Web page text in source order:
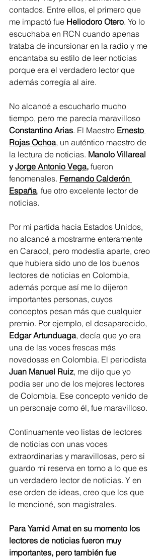
contados. Entre ellos, el primero que
me impactó fue Heliodoro Otero. Yo lo
escuchaba en RCN cuando apenas
trataba de incursionar en la radio y me
encantaba su estilo de leer noticias
porque era el verdadero lector que
además corregía al aire.
No alcancé a escucharlo mucho
tiempo, pero me parecía maravilloso
Constantino Arias. El Maestro Ernesto
Rojas Ochoa, un auténtico maestro de
la lectura de noticias. Manolo Villareal
y Jorge Antonio Vega, fueron
fenomenales. Fernando Calderón
España, fue otro excelente lector de
noticias.
Por mi partida hacia Estados Unidos,
no alcancé a mostrarme enteramente
en Caracol, pero modestia aparte, creo
que hubiera sido uno de los buenos
lectores de noticias en Colombia,
además porque así me lo dijeron
importantes personas, cuyos
conceptos pesan más que cualquier
premio. Por ejemplo, el desaparecido,
Edgar Artunduaga, decía que yo era
una de las voces frescas más
novedosas en Colombia. El periodista
Juan Manuel Ruiz, me dijo que yo
podía ser uno de los mejores lectores
de Colombia. Ese concepto venido de
un personaje como él, fue maravilloso.
Continuamente veo listas de lectores
de noticias con unas voces
extraordinarias y maravillosas, pero si
guardo mi reserva en torno a lo que es
un verdadero lector de noticias. Y en
ese orden de ideas, creo que los que
le mencioné, son magistrales.
Para Yamid Amat en su momento los
lectores de noticias fueron muy
importantes, pero también fue